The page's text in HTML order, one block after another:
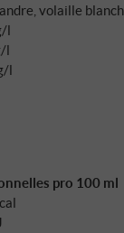
volaille
l
l
l
pro 100 ml